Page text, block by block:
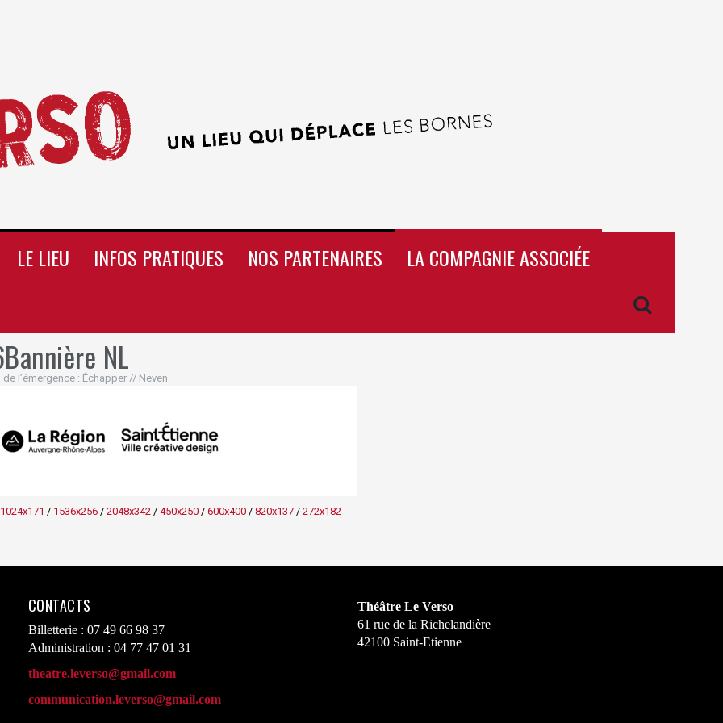
LE LIEU INFOS PRATIQUES NOS PARTENAIRES
LA COMPAGNIE ASSOCIÉE
NL
l’émergence : Échapper // Neven
1024x171 / 1536x256/ 2048x342/ 450x250/ 600x400/ 820x137/ 272x182
CONTACTS
Billetterie : 07 49 66 98 37
Administration : 04 77 47 01 31
theatre.leverso@gmail.com
communication.leverso@gmail.com
Théâtre Le Verso
61 rue de la Richelandière
42100 Saint-Etienne